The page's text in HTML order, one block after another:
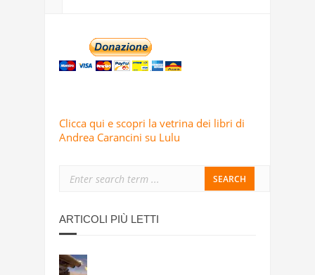
Clicca qui e scopri la vetrina dei libri di
Andrea Carancini su Lulu
ARTICOLI PIÙ LETTI